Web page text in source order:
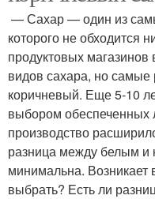
— Сахар — один из
которого не обходится
продуктовых
видов сахара, но
коричневый. Еще 5-10
выбором обеспеченных
производство
разница между белым и
минимальна. Возникает
выбрать? Есть ли